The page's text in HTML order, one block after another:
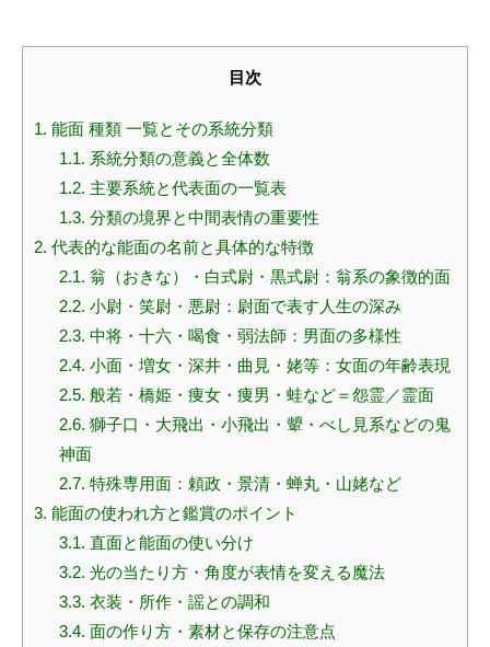
目次
1. 能面 種類 一覧とその系統分類
1.1. 系統分類の意義と全体数
1.2. 主要系統と代表面の一覧表
1.3. 分類の境界と中間表情の重要性
2. 代表的な能面の名前と具体的な特徴
2.1. 翁（おきな）・白式尉・黒式尉：翁系の象徴的面
2.2. 小尉・笑尉・悪尉：尉面で表す人生の深み
2.3. 中将・十六・喝食・弱法師：男面の多様性
2.4. 小面・増女・深井・曲見・姥等：女面の年齢表現
2.5. 般若・橋姫・痩女・痩男・蛙など＝怨霊／霊面
2.6. 獅子口・大飛出・小飛出・顰・べし見系などの鬼
神面
2.7. 特殊専用面：頼政・景清・蝉丸・山姥など
3. 能面の使われ方と鑑賞のポイント
3.1. 直面と能面の使い分け
3.2. 光の当たり方・角度が表情を変える魔法
3.3. 衣装・所作・謡との調和
3.4. 面の作り方・素材と保存の注意点